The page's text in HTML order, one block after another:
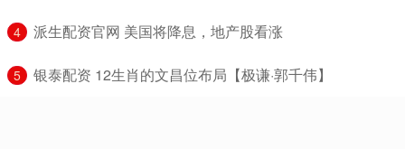
4 ​派生配资官网 美国将降息，地产股看涨
5 ​银泰配资 12生肖的文昌位布局【极谦·郭千伟】